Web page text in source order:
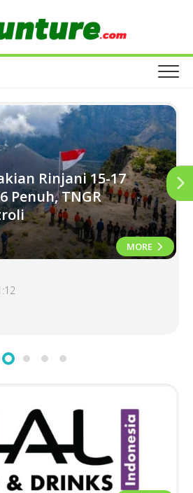
Rinjani 15-17
Penuh, TNGR
MORE